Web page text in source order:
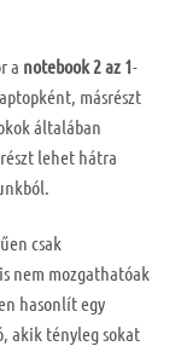
a notebook2 az 1-
másrészt
általában
lehet hátra
csak
nem mozgathatóak
hasonlít egy
akik tényleg sokat